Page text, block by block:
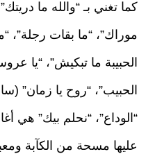
كما تغني بـ “والله ما
موراك”، “ما بقات رجلة”،
الحبيبة ما تبكيش”، “يا
الحبيب”، “روح يا زمان”
“الوداع”، “نحلم بيك” هي
عليها مسحة من الكآبة